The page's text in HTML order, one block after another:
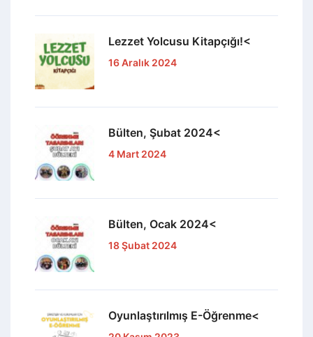
Lezzet Yolcusu Kitapçığı!<
16 Aralık 2024
Bülten, Şubat 2024<
4 Mart 2024
Bülten, Ocak 2024<
18 Şubat 2024
Oyunlaştırılmış E-Öğrenme<